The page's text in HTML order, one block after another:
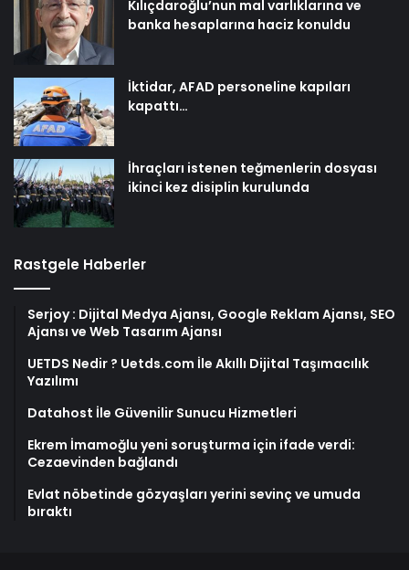
Kılıçdaroğlu’nun mal varlıklarına ve
banka hesaplarına haciz konuldu
İktidar, AFAD personeline kapıları
kapattı…
İhraçları istenen teğmenlerin dosyası
ikinci kez disiplin kurulunda
Rastgele Haberler
Serjoy : Dijital Medya Ajansı, Google Reklam Ajansı, SEO
Ajansı ve Web Tasarım Ajansı
UETDS Nedir ? Uetds.com İle Akıllı Dijital Taşımacılık
Yazılımı
Datahost İle Güvenilir Sunucu Hizmetleri
Ekrem İmamoğlu yeni soruşturma için ifade verdi:
Cezaevinden bağlandı
Evlat nöbetinde gözyaşları yerini sevinç ve umuda
bıraktı